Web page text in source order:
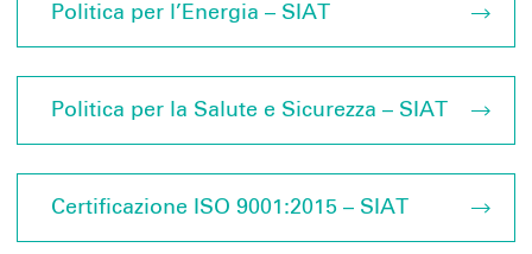
Politica per l’Energia – SIAT
Politica per la Salute e Sicurezza – SIAT
Certificazione ISO 9001:2015 – SIAT